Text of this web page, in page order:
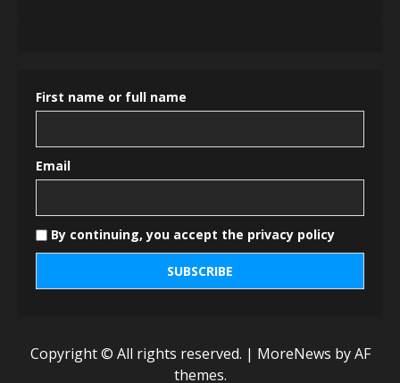
First name or full name
Email
By continuing, you accept the privacy policy
Copyright © All rights reserved. | MoreNews by AF
themes.